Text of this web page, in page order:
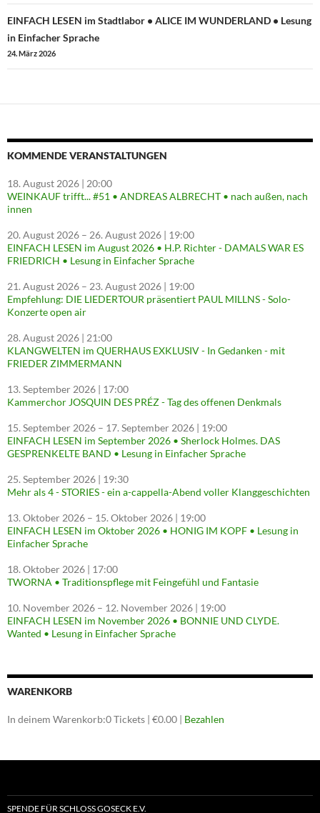
EINFACH LESEN im Stadtlabor • ALICE IM WUNDERLAND • Lesung
in Einfacher Sprache
24. März 2026
KOMMENDE VERANSTALTUNGEN
18. August 2026 | 20:00
WEINKAUF trifft... #51 • ANDREAS ALBRECHT • nach außen, nach
innen
20. August 2026 – 26. August 2026 | 19:00
EINFACH LESEN im August 2026 • H.P. Richter - DAMALS WAR ES
FRIEDRICH • Lesung in Einfacher Sprache
21. August 2026 – 23. August 2026 | 19:00
Empfehlung: DIE LIEDERTOUR präsentiert PAUL MILLNS - Solo-
Konzerte open air
28. August 2026 | 21:00
KLANGWELTEN im QUERHAUS EXKLUSIV - In Gedanken - mit
FRIEDER ZIMMERMANN
13. September 2026 | 17:00
Kammerchor JOSQUIN DES PRÉZ - Tag des offenen Denkmals
15. September 2026 – 17. September 2026 | 19:00
EINFACH LESEN im September 2026 • Sherlock Holmes. DAS
GESPRENKELTE BAND • Lesung in Einfacher Sprache
25. September 2026 | 19:30
Mehr als 4 - STORIES - ein a-cappella-Abend voller Klanggeschichten
13. Oktober 2026 – 15. Oktober 2026 | 19:00
EINFACH LESEN im Oktober 2026 • HONIG IM KOPF • Lesung in
Einfacher Sprache
18. Oktober 2026 | 17:00
TWORNA • Traditionspflege mit Feingefühl und Fantasie
10. November 2026 – 12. November 2026 | 19:00
EINFACH LESEN im November 2026 • BONNIE UND CLYDE.
Wanted • Lesung in Einfacher Sprache
WARENKORB
In deinem Warenkorb:0Tickets | €0.00 | Bezahlen
SPENDE FÜR SCHLOSS GOSECK E.V.